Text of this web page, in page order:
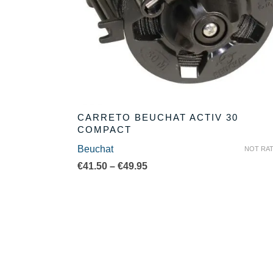
CARRETO BEUCHAT ACTIV 30
COMPACT
NOT
Beuchat
€41.50 – €49.95Price